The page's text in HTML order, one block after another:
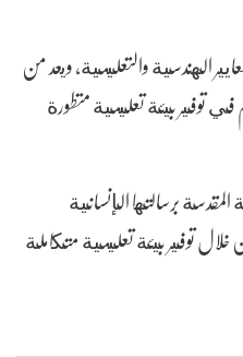
الهندسية والتعليمية، ويعد من
في توفير بيئة تعليمية متطورة
المقدسة برسالتها الإنسانية
توفير بيئة تعليمية متكاملة